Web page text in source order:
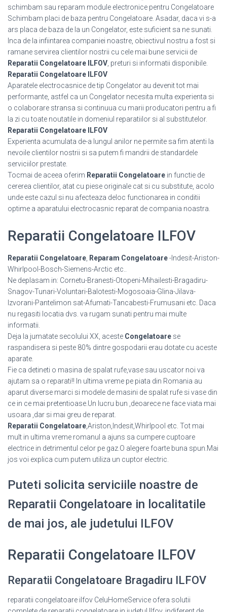
schimbam sau reparam module electronice pentru Congelatoare
Schimbam placi de baza pentru Congelatoare. Asadar, daca vi s-a
ars placa de baza de la un Congelator, este suficient sa ne sunati.
Inca de la infiintarea companiei noastre, obiectivul nostru a fost si
ramane servirea clientilor nostrii cu cele mai bune servicii de
Reparatii Congelatoare ILFOV , preturi si informatii disponibile.
Reparatii Congelatoare ILFOV
Aparatele electrocasnice de tip Congelator au devenit tot mai
performante, astfel ca un Congelator necesita multa experienta si
o colaborare stransa si continuua cu marii producatori pentru a fi
la zi cu toate noutatile in domeniul reparatiilor si al substitutelor.
Reparatii Congelatoare ILFOV
Experienta acumulata de-a lungul anilor ne permite sa fim atenti la
nevoile clientilor nostrii si sa putem fi mandrii de standardele
serviciilor prestate.
Tocmai de aceea oferim Reparatii Congelatoare in functie de
cererea clientilor, atat cu piese originale cat si cu substitute, acolo
unde este cazul si nu afecteaza deloc functionarea in conditii
optime a aparatului electrocasnic reparat de compania noastra.
Reparatii Congelatoare ILFOV
Reparatii Congelatoare Reparam Congelatoare-Indesit-Ariston-
Whirlpool-Bosch-Siemens-Arctic etc..
Ne deplasam in: Cornetu-Branesti-Otopeni-Mihailesti-Bragadiru-
Snagov-Tunari-Voluntari-Balotesti-Mogosoaia-Glina-Jilava-
Izvorani-Pantelimon sat-Afumati-Tancabesti-Frumusani etc. Daca
nu regasiti locatia dvs. va rugam sunati pentru mai multe
informatii.
Deja la jumatate secolului XX, aceste Congelatoare se
raspandisera si peste 80% dintre gospodarii erau dotate cu aceste
aparate.
Fie ca detineti o masina de spalat rufe,vase sau uscator noi va
ajutam sa o reparati!! In ultima vreme pe piata din Romania au
aparut diverse marci si modele de masini de spalat rufe si vase din
ce in ce mai pretentioase.Un lucru bun ,deoarece ne face viata mai
usoara ,dar si mai greu de reparat.
Reparatii Congelatoare,Ariston,Indesit,Whirlpool etc. Tot mai
mult in ultima vreme romanul a ajuns sa cumpere cuptoare
electrice in detrimentul celor pe gaz.O alegere foarte buna spun.Mai
jos voi explica cum putem utiliza un cuptor electric.
Puteti solicita serviciile noastre de
Reparatii Congelatoare in localitatile
de mai jos, ale judetului ILFOV
Reparatii Congelatoare ILFOV
Reparatii Congelatoare Bragadiru ILFOV
reparatii congelatoare ilfov CeluHomeService ofera solutii